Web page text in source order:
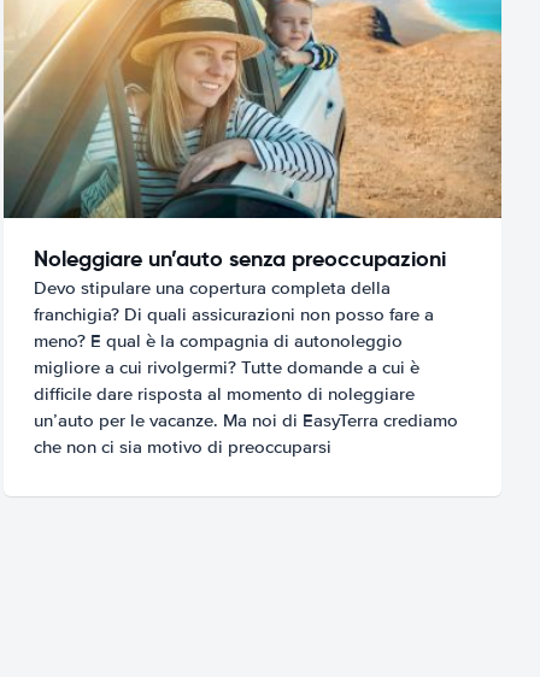
Noleggiare un’auto senza preoccupazioni
Devo stipulare una copertura completa della
franchigia? Di quali assicurazioni non posso fare a
meno? E qual è la compagnia di autonoleggio
migliore a cui rivolgermi? Tutte domande a cui è
difficile dare risposta al momento di noleggiare
un’auto per le vacanze. Ma noi di EasyTerra crediamo
che non ci sia motivo di preoccuparsi